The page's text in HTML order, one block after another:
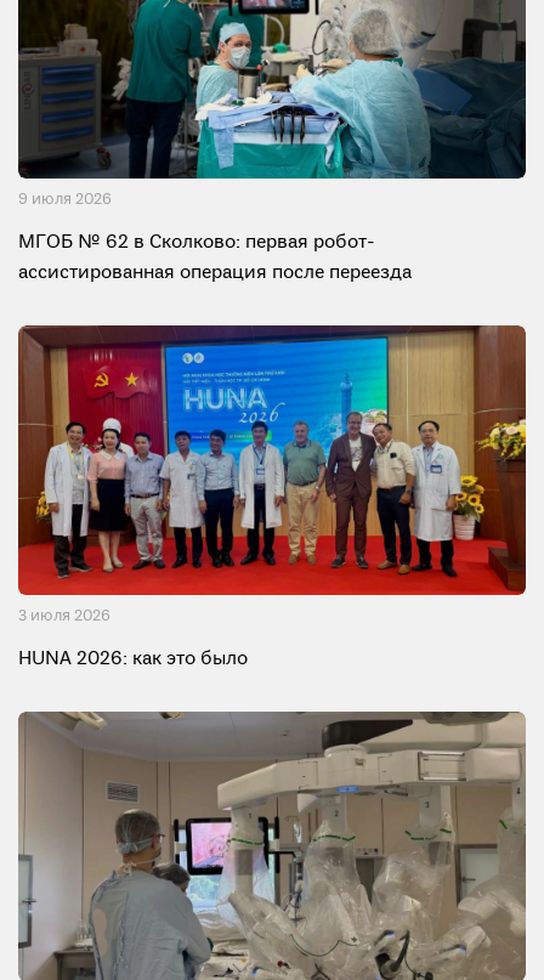
9 июля 2026
МГОБ № 62 в Сколково: первая робот-
ассистированная операция после переезда
3 июля 2026
HUNA 2026: как это было